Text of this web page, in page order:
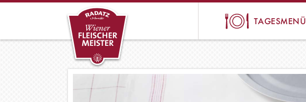
TAGESMENÜ